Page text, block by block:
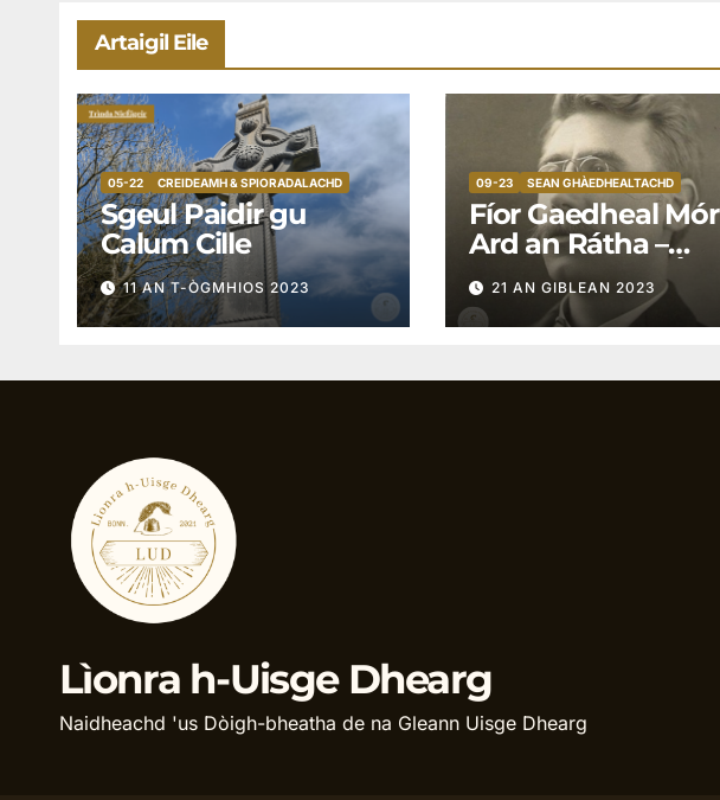
Artaigil Eile
05-22 CREIDEAMH & SPIORADALACHD
Sgeul Paidir gu
Calum Cille
11 AN T-ÒGMHIOS 2023
09-23 SEAN GHÀEDHEALTACHD
Fíor Gaedheal Mór
Ard an Rátha –
Saoghal Brian Ó
Cianaigh (1877 go
1943)
21 AN GIBLEAN 2023
Lìonra h-Uisge Dhearg
Naidheachd 'us Dòigh-bheatha de na Gleann Uisge Dhearg